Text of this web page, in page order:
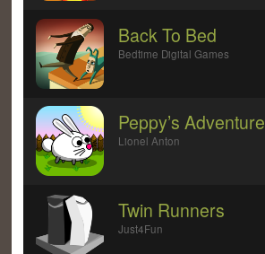
Back To Bed
Bedtime Digital Games
Peppy’s Adventure
Lionel Anton
Twin Runners
Just4Fun